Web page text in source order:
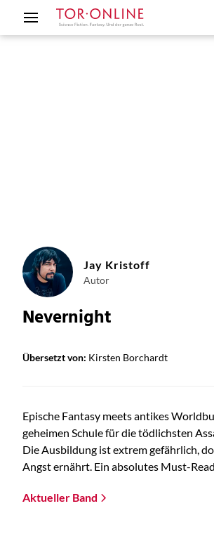
Jay Kristoff
Autor
Nevernight
Übersetzt von: Kirsten Borchardt
Epische Fantasy meets antikes
geheimen Schule für die tödlichsten
Die Ausbildung ist extrem gefährlich,
Angst ernährt. Ein absolutes Must-
Aktueller Band